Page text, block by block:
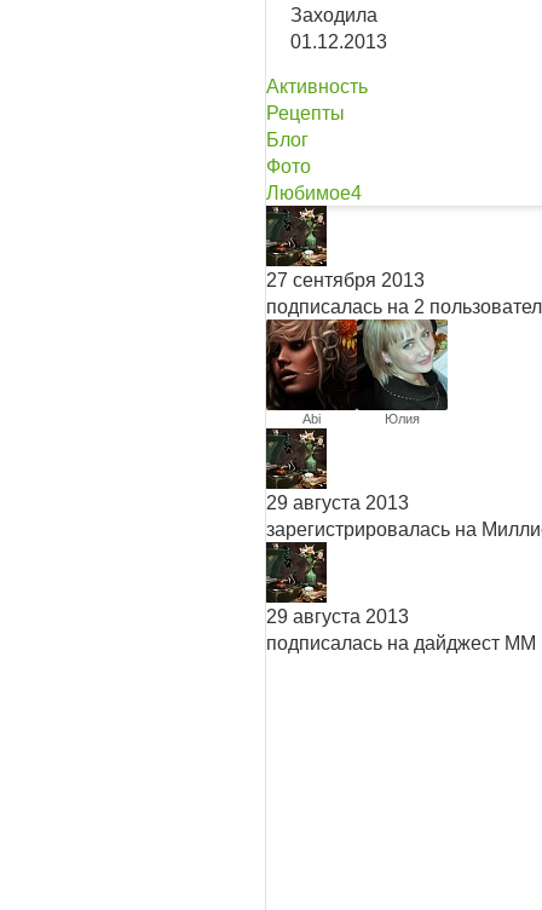
Заходила
01.12.2013
Активность
Рецепты
Блог
Фото
Любимое4
27 сентября 2013
подписалась на 2
Abi
Юлия
29 августа 2013
зарегистрировалась на
29 августа 2013
подписалась на дайджест ММ